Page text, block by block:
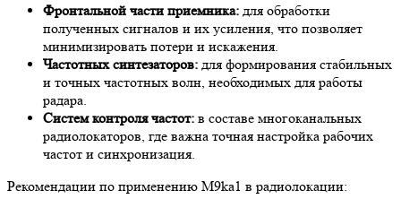
Фронтальной части приемника: для обработки
полученных сигналов и их усиления, что позволяет
минимизировать потери и искажения.
Частотных синтезаторов: для формирования стабильных
и точных частотных волн, необходимых для работы
радара.
Систем контроля частот: в составе многоканальных
радиолокаторов, где важна точная настройка рабочих
частот и синхронизация.
Рекомендации по применению M9ka1 в радиолокации: